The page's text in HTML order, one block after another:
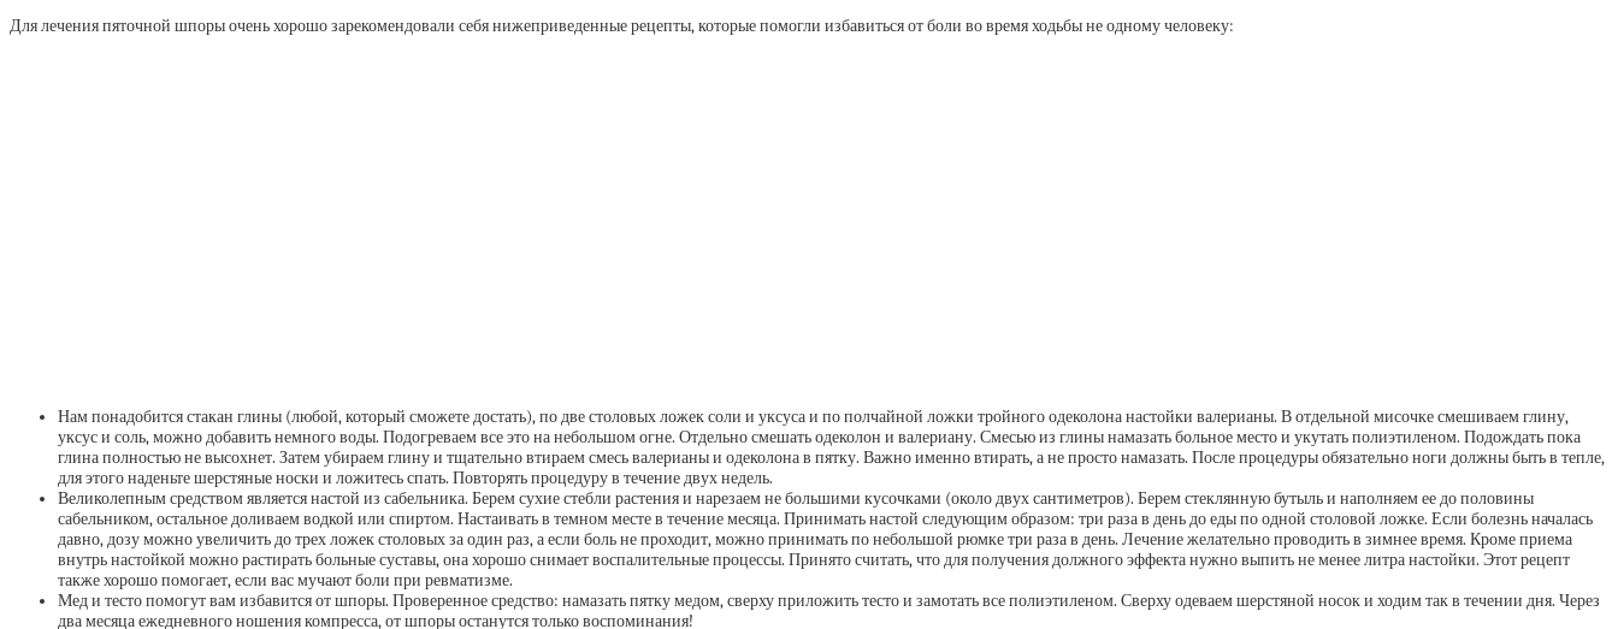
Для лечения пяточной шпоры очень хорошо зарекомендовали себя нижеприведенные рецепты, которые помогли избавиться от боли во время ходьбы не одному человеку:
Нам понадобится стакан глины (любой, который сможете достать), по две столовых ложек соли и уксуса и по полчайной ложки тройного одеколона настойки валерианы. В отдельной мисочке смешиваем глину,
уксус и соль, можно добавить немного воды. Подогреваем все это на небольшом огне. Отдельно смешать одеколон и валериану. Смесью из глины намазать больное место и укутать полиэтиленом. Подождать пока
глина полностью не высохнет. Затем убираем глину и тщательно втираем смесь валерианы и одеколона в пятку. Важно именно втирать, а не просто намазать. После процедуры обязательно ноги должны быть в тепле,
для этого наденьте шерстяные носки и ложитесь спать. Повторять процедуру в течение двух недель.
Великолепным средством является настой из сабельника. Берем сухие стебли растения и нарезаем не большими кусочками (около двух сантиметров). Берем стеклянную бутыль и наполняем ее до половины
сабельником, остальное доливаем водкой или спиртом. Настаивать в темном месте в течение месяца. Принимать настой следующим образом: три раза в день до еды по одной столовой ложке. Если болезнь началась
давно, дозу можно увеличить до трех ложек столовых за один раз, а если боль не проходит, можно принимать по небольшой рюмке три раза в день. Лечение желательно проводить в зимнее время. Кроме приема
внутрь настойкой можно растирать больные суставы, она хорошо снимает воспалительные процессы. Принято считать, что для получения должного эффекта нужно выпить не менее литра настойки. Этот рецепт
также хорошо помогает, если вас мучают боли при ревматизме.
Мед и тесто помогут вам избавится от шпоры. Проверенное средство: намазать пятку медом, сверху приложить тесто и замотать все полиэтиленом. Сверху одеваем шерстяной носок и ходим так в течении дня. Через
два месяца ежедневного ношения компресса, от шпоры останутся только воспоминания!